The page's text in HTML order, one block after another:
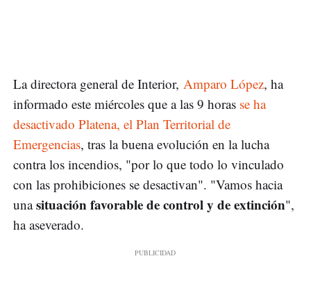
La directora general de Interior, Amparo López, ha
informado este miércoles que a las 9 horas se ha
desactivado Platena, el Plan Territorial de
Emergencias, tras la buena evolución en la lucha
contra los incendios, "por lo que todo lo vinculado
con las prohibiciones se desactivan". "Vamos hacia
unasituación favorable de control y de extinción",
ha aseverado.